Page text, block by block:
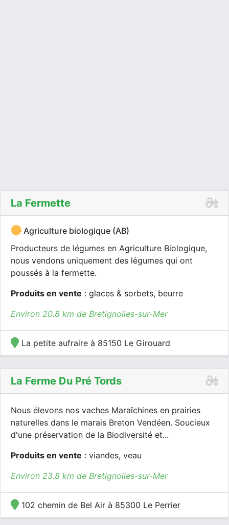
La Fermette
Agriculture biologique (AB)
Producteurs de légumes en Agriculture Biologique,
nous vendons uniquement des légumes qui ont
poussés à la fermette.
Produits en vente : glaces & sorbets, beurre
Environ 20.8 km de Bretignolles-sur-Mer
La petite aufraire à 85150 Le Girouard
La Ferme Du Pré Tords
Nous élevons nos vaches Maraîchines en prairies
naturelles dans le marais Breton Vendéen. Soucieux
d'une préservation de la Biodiversité et...
Produits en vente : viandes, veau
Environ 23.8 km de Bretignolles-sur-Mer
102 chemin de Bel Air à 85300 Le Perrier